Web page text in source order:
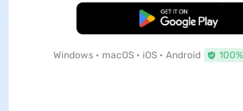
Pobierz za darmo
Windows • macOS • iOS • Android